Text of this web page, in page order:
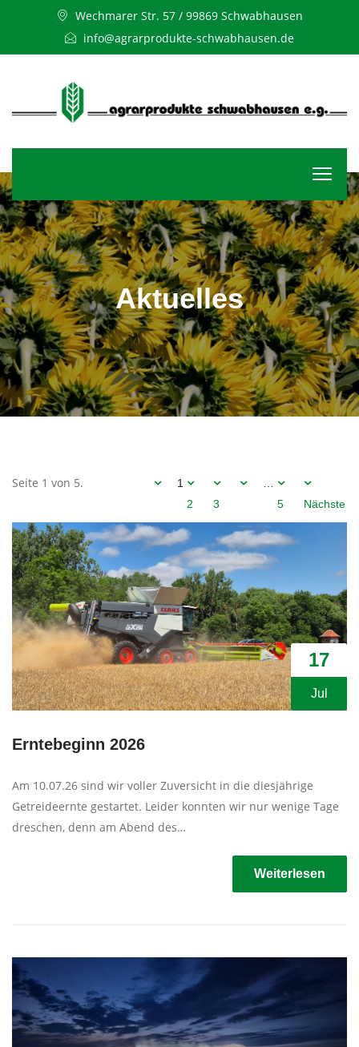
Wechmarer Str. 57 / 99869 Schwabhausen
info@agrarprodukte-schwabhausen.de
Aktuelles
Seite 1 von 5.
1
2
3
5
Nächste
17
Jul
Erntebeginn 2026
Am 10.07.26 sind wir voller Zuversicht in die diesjährige
Getreideernte gestartet. Leider konnten wir nur wenige Tage
dreschen, denn am Abend des…
Weiterlesen